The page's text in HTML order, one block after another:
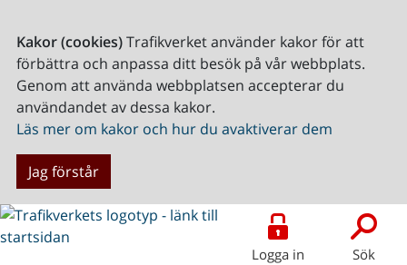
Kakor (cookies)Trafikverket använder kakor för att
förbättra och anpassa ditt besök på vår webbplats.
Genom att använda webbplatsen accepterar du
användandet av dessa kakor.
Läs mer om kakor och hur du avaktiverar dem
Jag förstår
Logga in Sök